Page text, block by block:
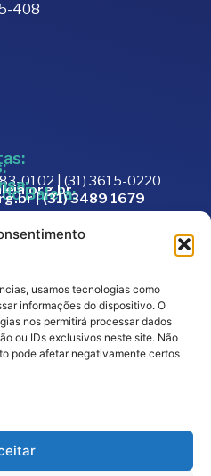
usamos tecnologias como
informações do dispositivo. O
nos permitirá processar dados
ou IDs exclusivos neste site. Não
pode afetar negativamente certos
408
0102 | (31) 3615-0220
Baleia:
|(31) 3489 1679